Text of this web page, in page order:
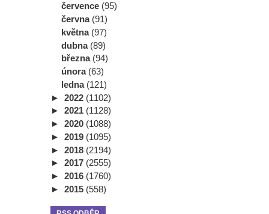
července (95)
června (91)
května (97)
dubna (89)
března (94)
února (63)
ledna (121)
► 2022 (1102)
► 2021 (1128)
► 2020 (1088)
► 2019 (1095)
► 2018 (2194)
► 2017 (2555)
► 2016 (1760)
► 2015 (558)